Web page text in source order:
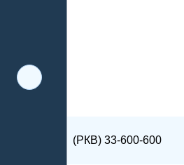
(РКВ) 33-600-600